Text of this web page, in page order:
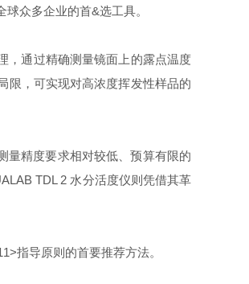
众多企业的首&选工具。
，通过精确测量镜面上的露点温度
限，可实现对高浓度挥发性样品的
量精度要求相对较低、预算有限的
TDL 2 水分活度仪则凭借其革
指导原则的首要推荐方法。